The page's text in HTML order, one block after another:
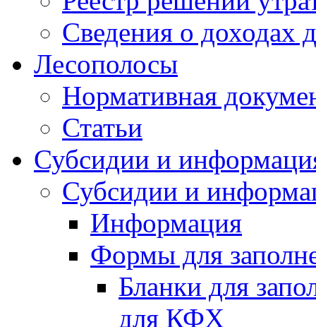
Сведения о доходах
Лесополосы
Нормативная
Статьи
Субсидии и
Субсидии и
Информация
Формы для
Бланки для
для КФХ